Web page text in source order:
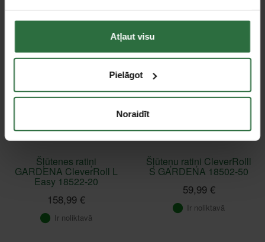
Atļaut visu
Pielāgot
Noraidīt
Šļūtenes ratiņi
GARDENA CleverRoll L
Easy 18522-20
158,99 €
Ir noliktavā
Šļūteņu ratiņi CleverRolll
S GARDENA 18502-50
59,99 €
Ir noliktavā